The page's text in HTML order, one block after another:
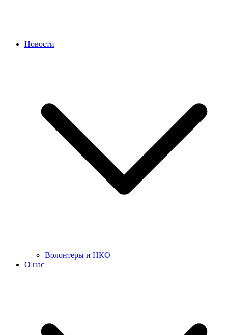
Новости
Волонтеры и НКО
О нас